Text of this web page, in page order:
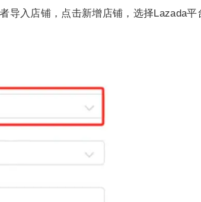
导入店铺，点击新增店铺，选择Lazada